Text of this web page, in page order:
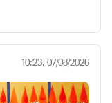
10:23, 07/08/2026